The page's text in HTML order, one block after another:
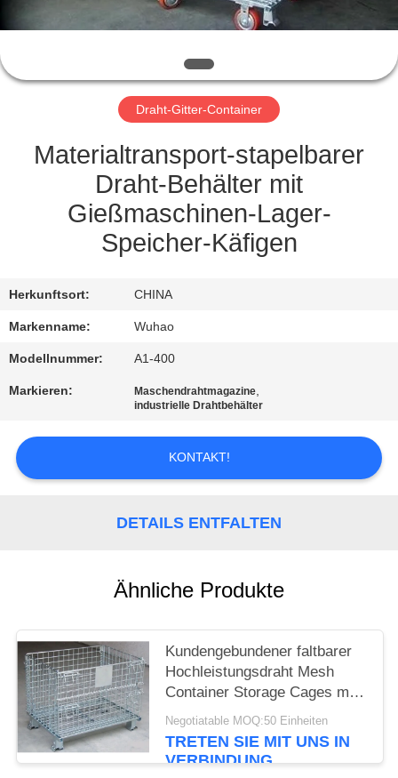
TRETEN
SIE
MIT
VERBINDUNG
FORDERN
EIN
ZITAT
SITEMAP
PRIVACY
POLICY
Draht-Gitter-Container
Materialtransport-stapelbarer
Draht-Behälter mit
Gießmaschinen-Lager-
Speicher-Käfigen
Herkunftsort: CHINA
Markenname: Wuhao
Modellnummer: A1-400
Markieren: Maschendrahtmagazine,
industrielle Drahtbehälter
KONTAKT!
DETAILS ENTFALTEN
Ähnliche Produkte
Kundengebundener faltbarer
Hochleistungsdraht Mesh
Container Storage Cages mit
Namensschild
Negotiatable MOQ:50 Einheiten
TRETEN SIE MIT UNS IN
VERBINDUNG